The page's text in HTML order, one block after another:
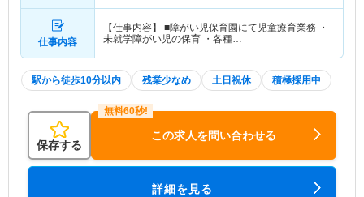
仕事内容
【仕事内容】 ■障がい児保育園にて児童療育業務 ・
未就学障がい児の保育 ・各種…
駅から徒歩10分以内 残業少なめ 土日祝休 積極採用中
保存する
この求人を問い合わせる
詳細を見る